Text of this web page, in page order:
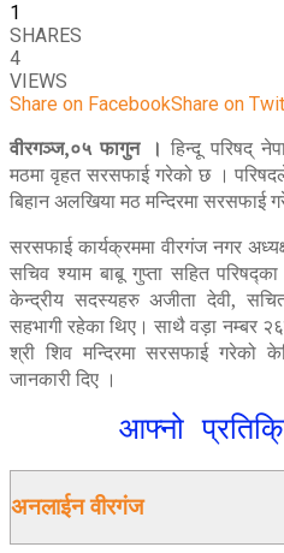
1
SHARES
4
VIEWS
Share on FacebookShare on
वीरगञ्ज,०५ फागुन । हिन्दू परिषद्
मठमा वृहत सरसफाई गरेको छ ।
बिहान अलखिया मठ मन्दिरमा सरसफाई
सरसफाई कार्यक्रममा वीरगंज नगर
सचिव श्याम बाबू गुप्ता सहित
केन्द्रीय सदस्यहरु अजीता देवी,
सहभागी रहेका थिए। साथै वड़ा नम्बर
श्री शिव मन्दिरमा सरसफाई गरेको
जानकारी दिए ।
आफ्नो
अनलाईन वीरगंज